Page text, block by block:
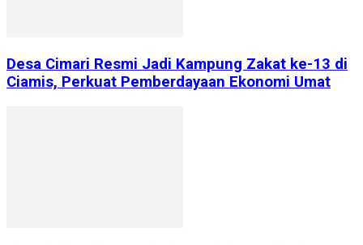
Desa Cimari Resmi Jadi Kampung Zakat ke-13 di
Ciamis, Perkuat Pemberdayaan Ekonomi Umat